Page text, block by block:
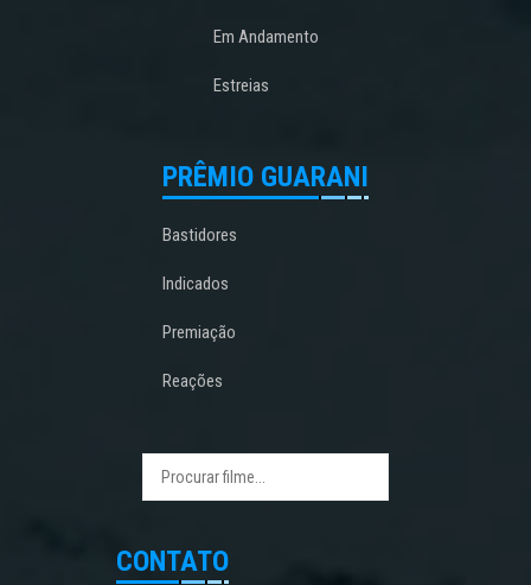
Em Andamento
Estreias
PRÊMIO GUARANI
Bastidores
Indicados
Premiação
Reações
CONTATO